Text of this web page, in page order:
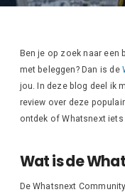
Ben je op zoek naar een
met beleggen? Dan is de
jou. In deze blog deel ik
review over deze
ontdek of Whatsnext
Wat is de
De Whatsnext